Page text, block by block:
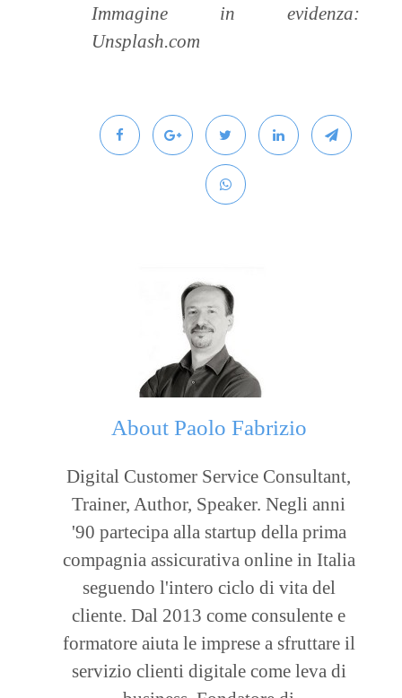
Immagine in evidenza:
Unsplash.com
About Paolo Fabrizio
Digital Customer Service Consultant,
Trainer, Author, Speaker. Negli anni
'90 partecipa alla startup della prima
compagnia assicurativa online in Italia
seguendo l'intero ciclo di vita del
cliente. Dal 2013 come consulente e
formatore aiuta le imprese a sfruttare il
servizio clienti digitale come leva di